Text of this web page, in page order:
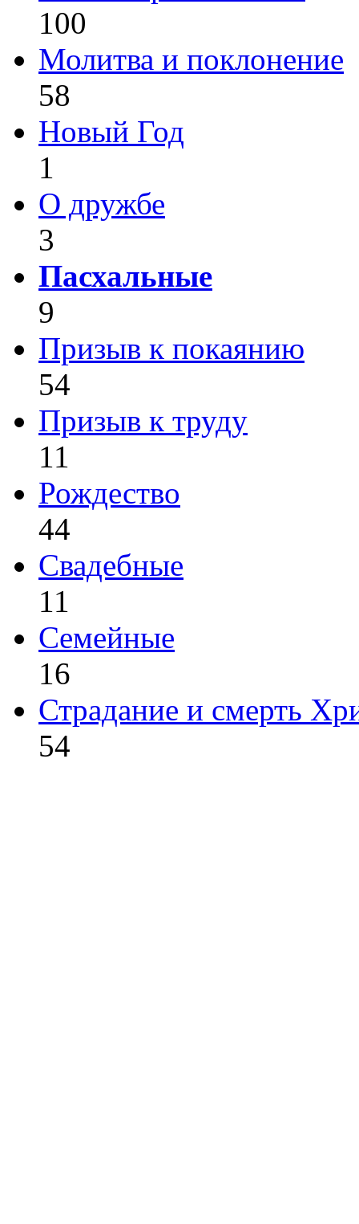
100
Молитва и поклонение
58
Новый Год
1
О дружбе
3
Пасхальные
9
Призыв к покаянию
54
Призыв к труду
11
Рождество
44
Свадебные
11
Семейные
16
Страдание и смерть
54